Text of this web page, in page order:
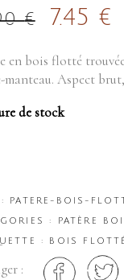
€ 7.45€
en bois flotté
manteau. Aspect
de stock
: PATERE-BOIS-
: PATÈRE
: BOIS
: